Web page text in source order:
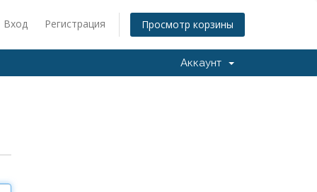
Вход Регистрация Просмотр корзины
Аккаунт